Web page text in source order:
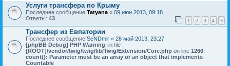
Услуги трансфера по Крыму
Последнее сообщение Tatyana « 09 июн 2013, 09:18
Ответы: 43 1 2 3 4 5
Трансфер из Евпатории
Последнее сообщение SeNDmir « 28 май 2013, 23:27
[phpBB Debug] PHP Warning: in file
[ROOT]/vendor/twig/twig/lib/Twig/Extension/Core.php on line 1266:
count(): Parameter must be an array or an object that implements
Countable